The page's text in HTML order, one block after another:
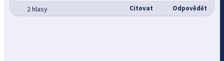
2 hlasy Citovat Odpovědět